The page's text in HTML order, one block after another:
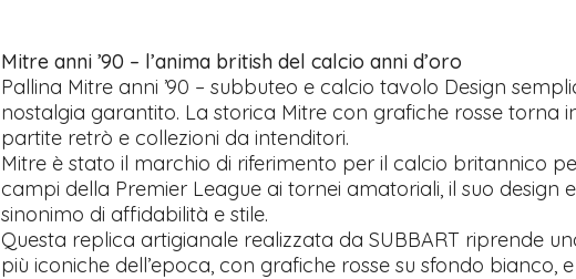
Mitre anni ’90 – l’anima british del calcio anni d’oro
Pallina Mitre anni ’90 – subbuteo e calcio tavolo Design
nostalgia garantito. La storica Mitre con grafiche rosse torna
partite retrò e collezioni da intenditori.
Mitre è stato il marchio di riferimento per il calcio britannico
campi della Premier League ai tornei amatoriali, il suo design
sinonimo di affidabilità e stile.
Questa replica artigianale realizzata da SUBBART riprende
più iconiche dell’epoca, con grafiche rosse su sfondo bianco,